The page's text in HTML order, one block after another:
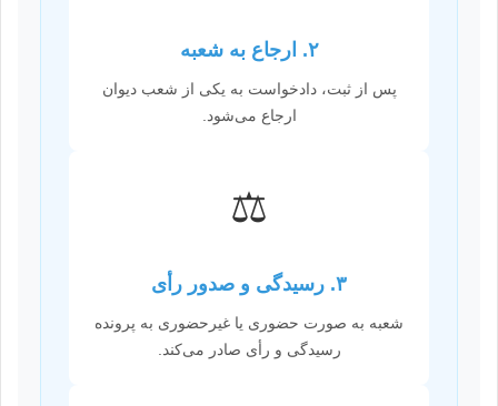
۲. ارجاع به شعبه
پس از ثبت، دادخواست به یکی از شعب دیوان
ارجاع می‌شود.
⚖️
۳. رسیدگی و صدور رأی
شعبه به صورت حضوری یا غیرحضوری به پرونده
رسیدگی و رأی صادر می‌کند.